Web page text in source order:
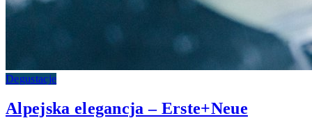
Degustacje
Alpejska elegancja – Erste+Neue